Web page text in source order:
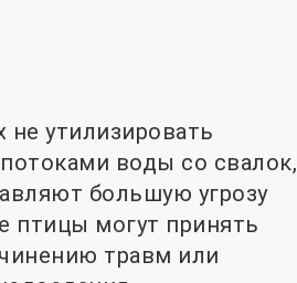
не утилизировать
воды со свалок,
большую угрозу
птицы могут принять
травм или